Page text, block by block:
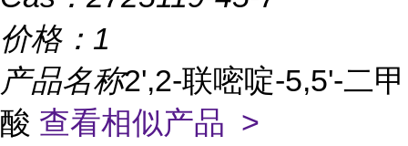
价格： 1
产品名称2',2-联嘧啶-5,5'-二甲
酸 查看相似产品 >